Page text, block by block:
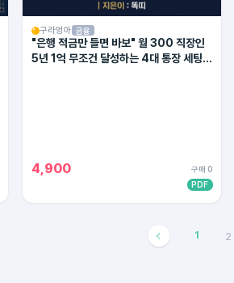
구라엉아 금융
"은행 적금만 들면 바보" 월 300 직장인
5년 1억 무조건 달성하는 4대 통장 세팅법
4,900
구매 0
PDF
1 2